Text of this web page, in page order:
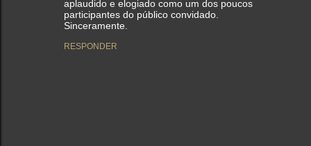
aplaudido e elogiado como um dos poucos
participantes do público convidado.
Sinceramente.
RESPONDER